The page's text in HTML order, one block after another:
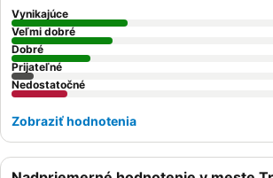
Vynikajúce
Veľmi dobré
Dobré
Prijateľné
Nedostatočné
Zobraziť hodnotenia